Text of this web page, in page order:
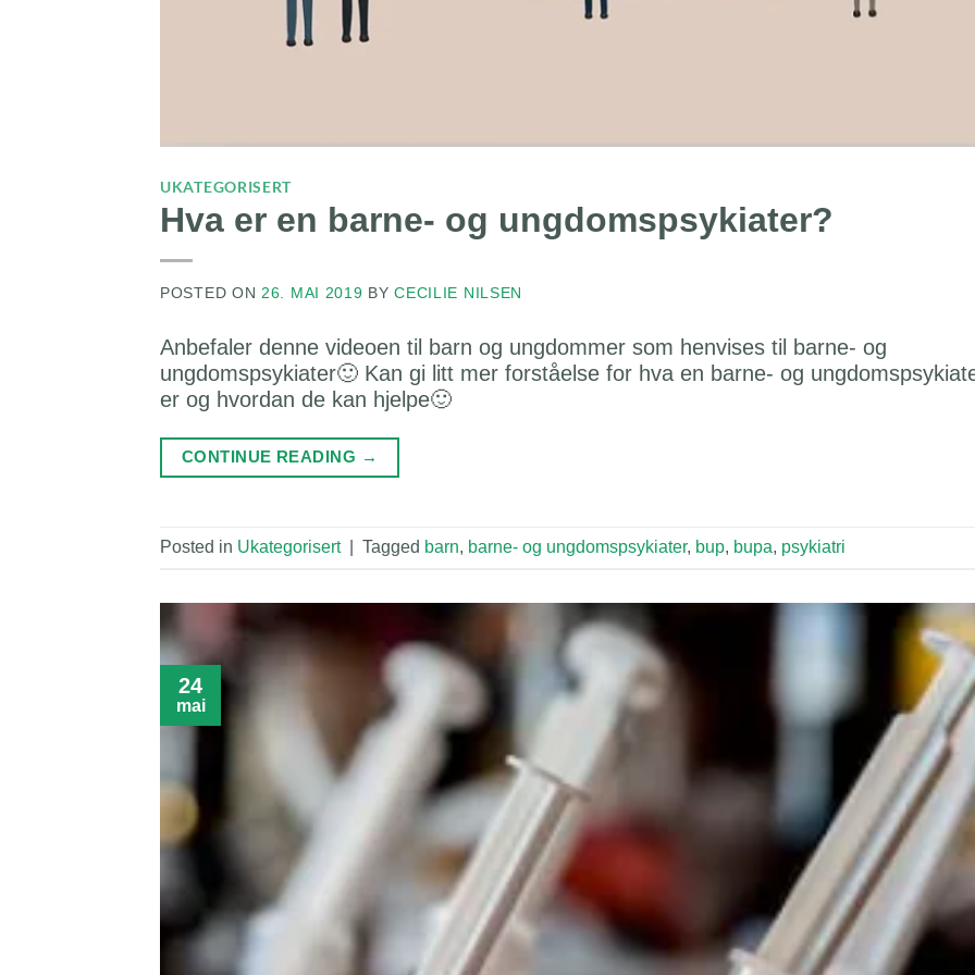
UKATEGORISERT
Hva er en barne- og ungdomspsykiater?
POSTED ON 26. MAI 2019 BYCECILIE NILSEN
Anbefaler denne videoen til barn og ungdommer som henvises til barne- og
ungdomspsykiater🙂 Kan gi litt mer forståelse for hva en barne- og
er og hvordan de kan hjelpe🙂
CONTINUE READING →
Posted in Ukategorisert Tagged barn, barne- og ungdomspsykiater, bup, bupa, psykiatri
24
mai